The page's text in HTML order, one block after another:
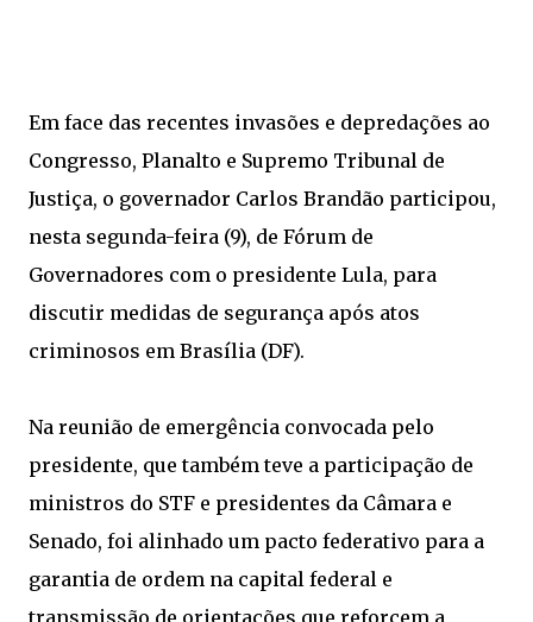
Em face das recentes invasões e depredações ao
Congresso, Planalto e Supremo Tribunal de
Justiça, o governador Carlos Brandão participou,
nesta segunda-feira (9), de Fórum de
Governadores com o presidente Lula, para
discutir medidas de segurança após atos
criminosos em Brasília (DF).
Na reunião de emergência convocada pelo
presidente, que também teve a participação de
ministros do STF e presidentes da Câmara e
Senado, foi alinhado um pacto federativo para a
garantia de ordem na capital federal e
transmissão de orientações que reforcem a